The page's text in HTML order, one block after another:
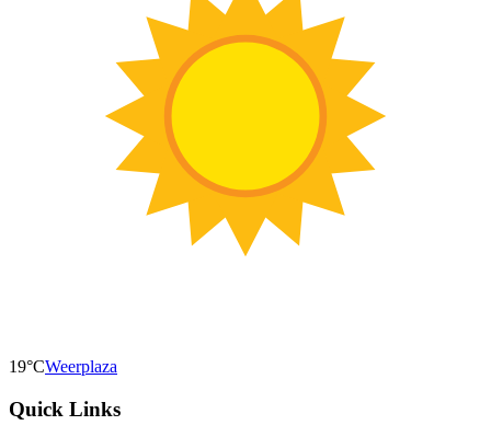
19°CWeerplaza
Quick Links